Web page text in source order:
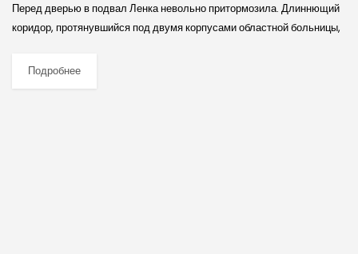
Перед дверью в подвал Ленка невольно притормозила. Длиннющий
коридор, протянувшийся под двумя корпусами областной больницы,
над головой давили до тошноты. В первую...
Подробнее